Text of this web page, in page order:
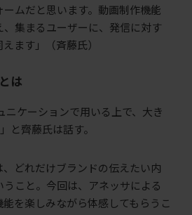
ームだと思います。動画制作機能
、集まるユーザーに、発信に対す
ます」（斉藤氏）
は
ニケーションで用いる上で、大き
と齊藤氏は話す。
、どれだけブランドの伝えたい内
こと。今回は、アネッサによる
能を楽しみながら体感してもらうこ